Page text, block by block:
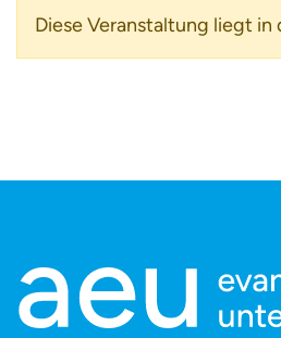
Diese Veranstaltung liegt in